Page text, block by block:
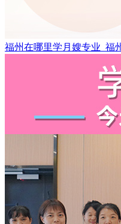
福州在哪里学月嫂专业_福